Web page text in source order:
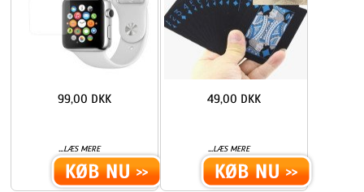
...LÆS MERE
99,00 DKK
...LÆS MERE
49,00 DKK